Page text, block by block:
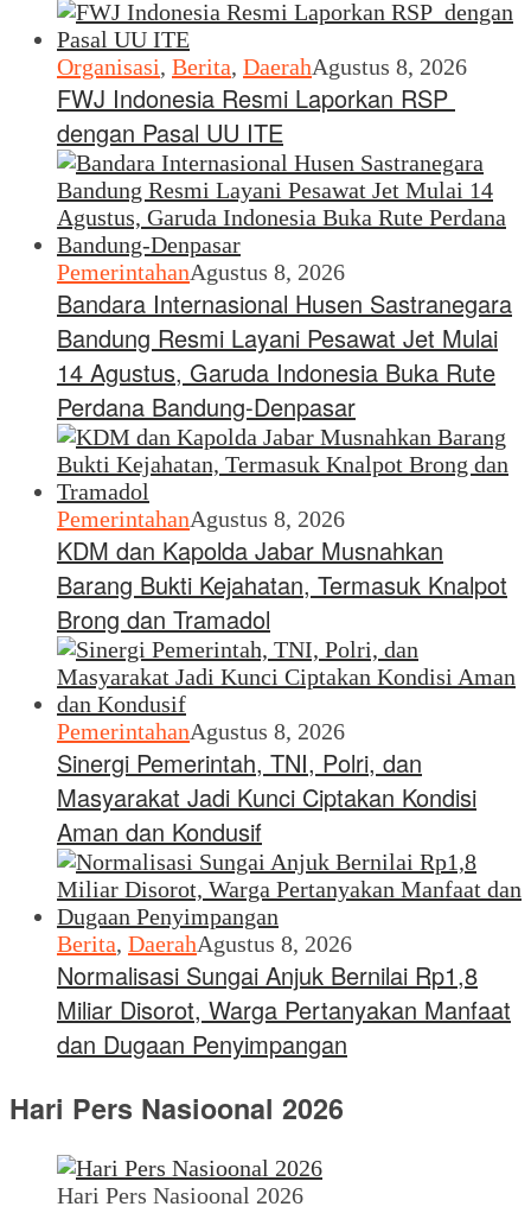
Organisasi, Berita, DaerahAgustus 8, 2026
FWJ Indonesia Resmi Laporkan RSP
dengan Pasal UU ITE
PemerintahanAgustus 8, 2026
Bandara Internasional Husen Sastranegara
Bandung Resmi Layani Pesawat Jet Mulai
14 Agustus, Garuda Indonesia Buka Rute
Perdana Bandung-Denpasar
PemerintahanAgustus 8, 2026
KDM dan Kapolda Jabar Musnahkan
Barang Bukti Kejahatan, Termasuk Knalpot
Brong dan Tramadol
PemerintahanAgustus 8, 2026
Sinergi Pemerintah, TNI, Polri, dan
Masyarakat Jadi Kunci Ciptakan Kondisi
Aman dan Kondusif
Berita, DaerahAgustus 8, 2026
Normalisasi Sungai Anjuk Bernilai Rp1,8
Miliar Disorot, Warga Pertanyakan Manfaat
dan Dugaan Penyimpangan
Hari Pers Nasioonal 2026
Hari Pers Nasioonal 2026